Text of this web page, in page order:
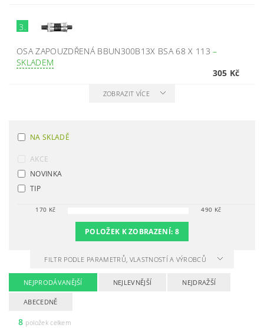
3.
OSA ZAPOUZDŘENÁ BBUN300B13X BSA 68 X 113–
SKLADEM
305 Kč
ZOBRAZIT VÍCE
NA SKLADĚ
AKCE
NOVINKA
TIP
170 Kč 490 Kč
POLOŽEK K ZOBRAZENÍ: 8
FILTR PODLE PARAMETRŮ, VLASTNOSTÍ A VÝROBCŮ
NEJPRODÁVANĚJŠÍ NEJLEVNĚJŠÍ NEJDRAŽŠÍ
ABECEDNĚ
8 položek celkem